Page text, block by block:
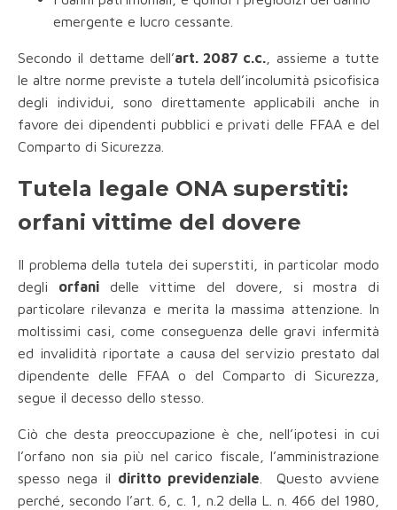
emergente e lucro cessante.
Secondo il dettame dell’art. 2087 c.c. , assieme a tutte
le altre norme previste a tutela dell’incolumità psicofisica
degli individui, sono direttamente applicabili anche in
favore dei dipendenti pubblici e privati delle FFAA e del
Comparto di Sicurezza.
Tutela legale ONA superstiti:
orfani vittime del dovere
Il problema della tutela dei superstiti, in particolar modo
degli orfanidelle vittime del dovere, si mostra di
particolare rilevanza e merita la massima attenzione. In
moltissimi casi, come conseguenza delle gravi infermità
ed invalidità riportate a causa del servizio prestato dal
dipendente delle FFAA o del Comparto di Sicurezza,
segue il decesso dello stesso.
Ciò che desta preoccupazione è che, nell’ipotesi in cui
l’orfano non sia più nel carico fiscale, l’amministrazione
spesso nega il diritto previdenziale . Questo avviene
perché, secondo l’art. 6, c. 1, n.2 della L. n. 466 del 1980,